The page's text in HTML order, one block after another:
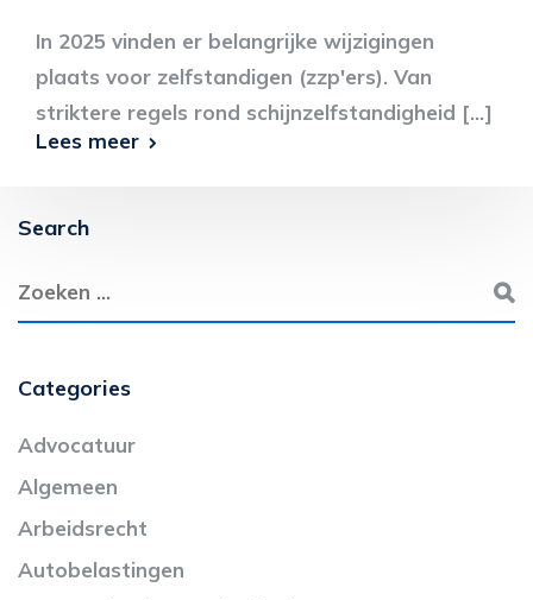
In 2025 vinden er belangrijke wijzigingen
plaats voor zelfstandigen (zzp'ers). Van
striktere regels rond schijnzelfstandigheid [...]
Lees meer
Search
Categories
Advocatuur
Algemeen
Arbeidsrecht
Autobelastingen